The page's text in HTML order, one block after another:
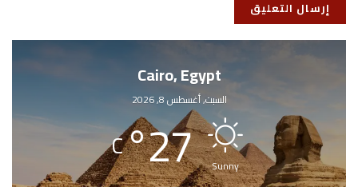
Cairo, Egypt
السبت, أغسطس 8, 2026
Sunny
27
°
C